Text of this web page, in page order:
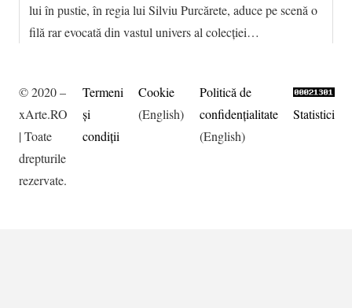
lui în pustie, în regia lui Silviu Purcărete, aduce pe scenă o
filă rar evocată din vastul univers al colecției…
© 2020 –
xArte.RO
| Toate
drepturile
rezervate.
Termeni
şi
condiţii
Cookie
(English)
Politică de
confidențialitate
(English)
Statistici